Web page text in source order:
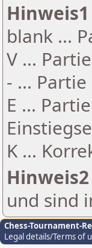
Hinweis1
blank ...
V ...
- ...
E ...
K ...
Hinweis2
und sind
Chess-Tournament-
Legal details/Terms of